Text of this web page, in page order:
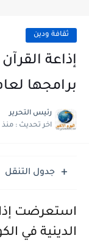
ثقافة ودين
إذاعة
برامجها لعام
رئيس التحرير
اخر تحديث : منذ
جدول التنقل
استعرضت
الدينية في